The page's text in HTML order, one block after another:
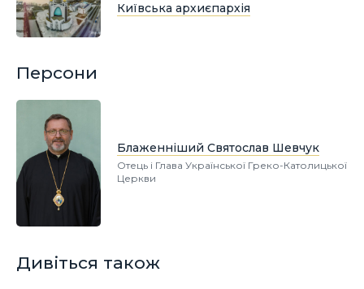
Київська архиєпархія
Персони
Блаженніший Святослав Шевчук
Отець і Глава Української Греко-Католицької
Церкви
Дивіться також